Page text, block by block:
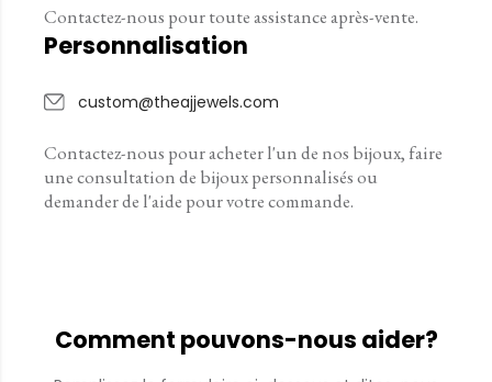
Contactez-nous pour toute assistance après-vente.
Personnalisation
custom@theajjewels.com
Contactez-nous pour acheter l'un de nos bijoux, faire
une consultation de bijoux personnalisés ou
demander de l'aide pour votre commande.
Comment pouvons-nous aider?